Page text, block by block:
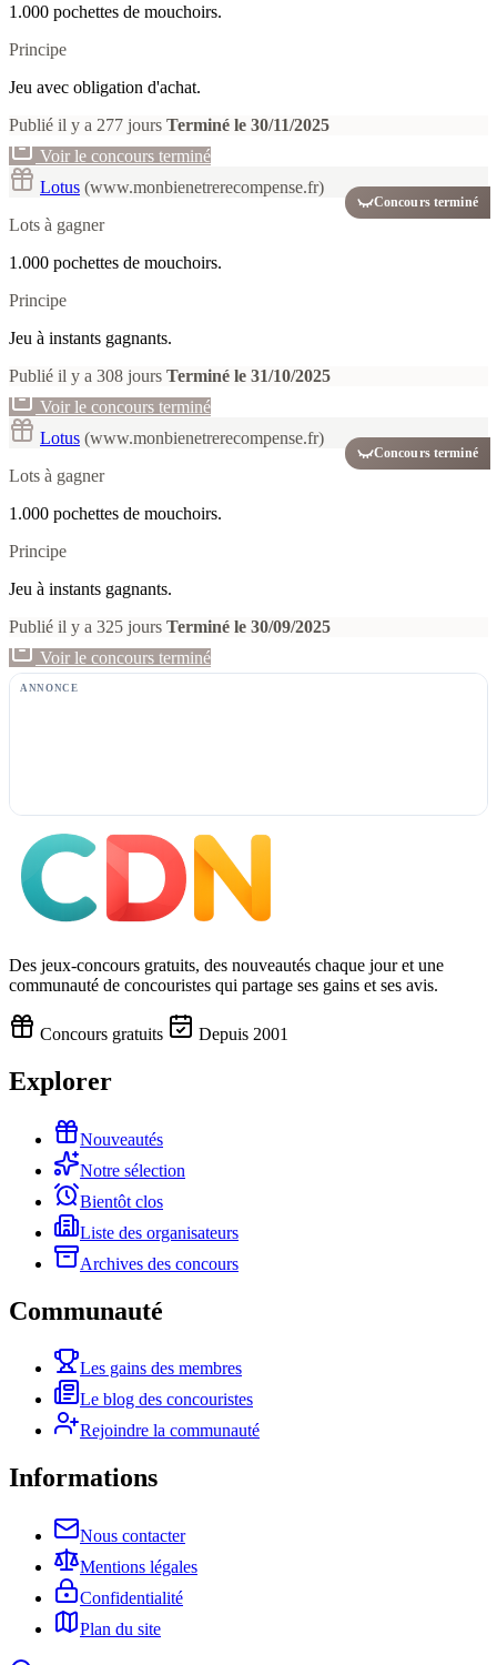
1.000 pochettes de mouchoirs.
Principe
Jeu avec obligation d'achat.
Publié il y a 277 jours Terminé le 30/11/2025
Voir le concours terminé
Concours terminé
Lotus (www.monbienetrerecompense.fr)
Lots à gagner
1.000 pochettes de mouchoirs.
Principe
Jeu à instants gagnants.
Publié il y a 308 jours Terminé le 31/10/2025
Voir le concours terminé
Concours terminé
Lotus (www.monbienetrerecompense.fr)
Lots à gagner
1.000 pochettes de mouchoirs.
Principe
Jeu à instants gagnants.
Publié il y a 325 jours Terminé le 30/09/2025
Voir le concours terminé
ANNONCE
Des jeux-concours gratuits, des nouveautés chaque jour et une
communauté de concouristes qui partage ses gains et ses avis.
Concours gratuits Depuis 2001
Explorer
Nouveautés
Notre sélection
Bientôt clos
Liste des organisateurs
Archives des concours
Communauté
Les gains des membres
Le blog des concouristes
Rejoindre la communauté
Informations
Nous contacter
Mentions légales
Confidentialité
Plan du site